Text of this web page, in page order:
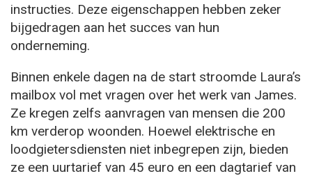
instructies. Deze eigenschappen hebben zeker
bijgedragen aan het succes van hun
onderneming.
Binnen enkele dagen na de start stroomde Laura’s
mailbox vol met vragen over het werk van James.
Ze kregen zelfs aanvragen van mensen die 200
km verderop woonden. Hoewel elektrische en
loodgietersdiensten niet inbegrepen zijn, bieden
ze een uurtarief van 45 euro en een dagtarief van